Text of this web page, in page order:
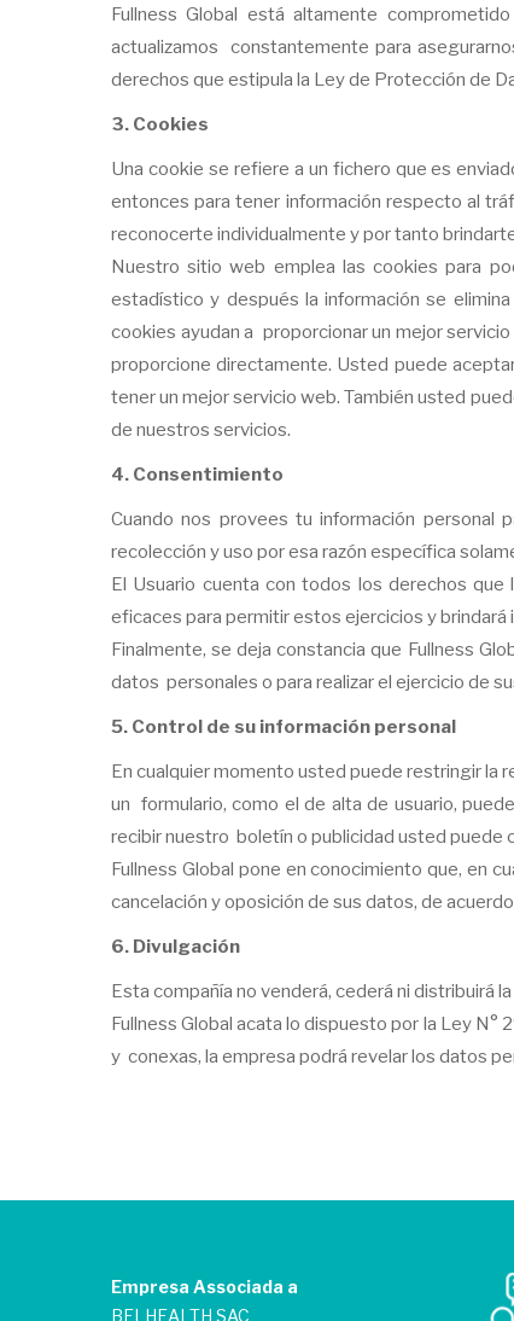
Fullness Global está altamente
actualizamos constantemente para
derechos que estipula la Ley de Protección de
3. Cookies
Una cookie se refiere a un fichero que es
entonces para tener información respecto al
reconocerte individualmente y por tanto
Nuestro sitio web emplea las cookies para
estadístico y después la información se
cookies ayudan a proporcionar un mejor
proporcione directamente. Usted puede
tener un mejor servicio web. También usted
de nuestros servicios.
4. Consentimiento
Cuando nos provees tu información personal
recolección y uso por esa razón específica
El Usuario cuenta con todos los derechos
eficaces para permitir estos ejercicios y
Finalmente, se deja constancia que Fullness
datos personales o para realizar el ejercicio de
5. Control de su información personal
En cualquier momento usted puede restringir la
un formulario, como el de alta de usuario,
recibir nuestro boletín o publicidad usted puede
Fullness Global pone en conocimiento que, en
cancelación y oposición de sus datos, de
6. Divulgación
Esta compañía no venderá, cederá ni distribuirá
Fullness Global acata lo dispuesto por la Ley
y conexas, la empresa podrá revelar los datos
Empresa Associada a
BELHEALTH SAC